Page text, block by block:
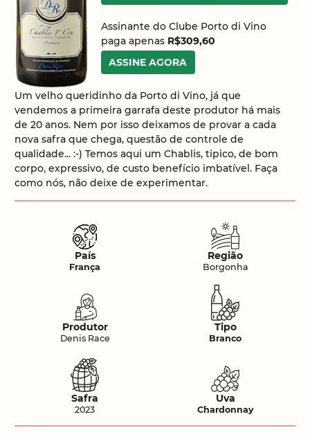
Assinante do Clube Porto di Vino
paga apenas R$309,60
ASSINE AGORA
Um velho queridinho da Porto di Vino, já que
vendemos a primeira garrafa deste produtor há mais
de 20 anos. Nem por isso deixamos de provar a cada
nova safra que chega, questão de controle de
qualidade... :-) Temos aqui um Chablis, tipico, de bom
corpo, expressivo, de custo benefício imbatível. Faça
como nós, não deixe de experimentar.
País
França
Região
Borgonha
Produtor
Denis Race
Tipo
Branco
Safra
2023
Uva
Chardonnay